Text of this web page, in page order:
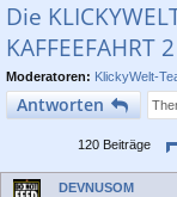
ug
rif
f
Die
Moderatoren: KlickyWelt-
Antworten
120 Beiträge
DEVNUSOM